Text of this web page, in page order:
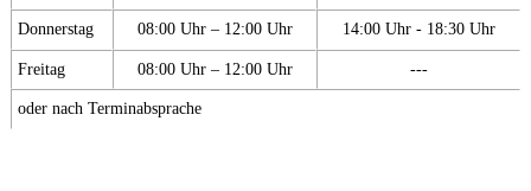
Donnerstag 08:00 Uhr – 12:00 Uhr 14:00 Uhr - 18:30 Uhr
Freitag 08:00 Uhr – 12:00 Uhr ---
oder nach Terminabsprache